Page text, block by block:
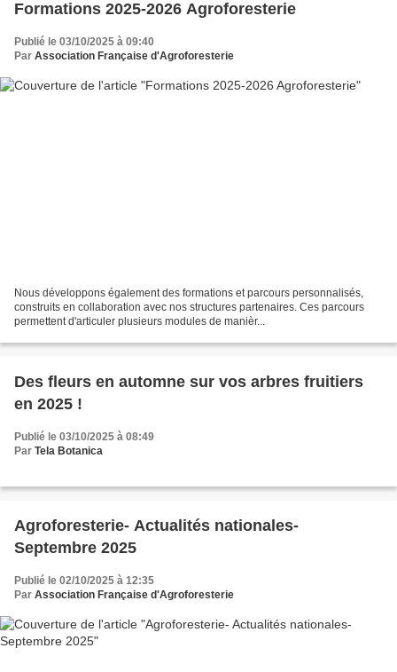
Formations 2025-2026 Agroforesterie
Publié le 03/10/2025 à 09:40
Par Association Française d'Agroforesterie
Nous développons également des formations et parcours personnalisés,
construits en collaboration avec nos structures partenaires. Ces parcours
permettent d'articuler plusieurs modules de manièr...
Des fleurs en automne sur vos arbres fruitiers
en 2025 !
Publié le 03/10/2025 à 08:49
Par Tela Botanica
Agroforesterie- Actualités nationales-
Septembre 2025
Publié le 02/10/2025 à 12:35
Par Association Française d'Agroforesterie